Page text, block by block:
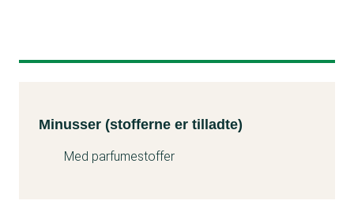
Minusser (stofferne er tilladte)
Med parfumestoffer